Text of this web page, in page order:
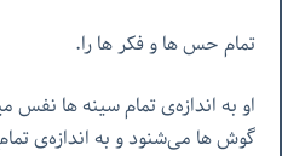
تمام حس ها و فکر ها را.
او به اندازه‌ی تمام سینه ها نفس
گوش ها می‌شنود و به اندازه‌ی